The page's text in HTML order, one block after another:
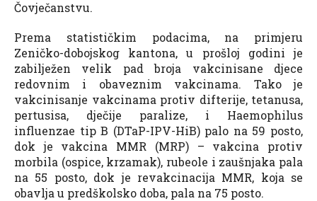
Čovječanstvu.
Prema statističkim podacima, na primjeru
Zeničko-dobojskog kantona, u prošloj godini je
zabilježen velik pad broja vakcinisane djece
redovnim i obaveznim vakcinama. Tako je
vakcinisanje vakcinama protiv difterije, tetanusa,
pertusisa, dječije paralize, i Haemophilus
influenzae tip B (DTaP-IPV-HiB) palo na 59 posto,
dok je vakcina MMR (MRP) – vakcina protiv
morbila (ospice, krzamak), rubeole i zaušnjaka pala
na 55 posto, dok je revakcinacija MMR, koja se
obavlja u predškolsko doba, pala na 75 posto.